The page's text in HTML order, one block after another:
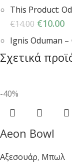
This Product:
€14.00 €10.00
Ignis Oduman –
Σχετικά
-40%
Aeon Bowl
Αξεσουάρ, Μπωλ